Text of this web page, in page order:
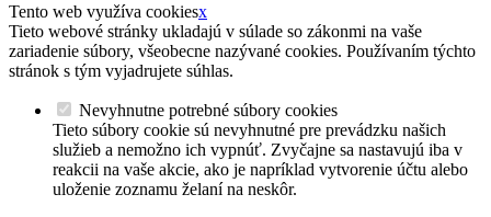
Tento web využíva cookiesx
Tieto webové stránky ukladajú v súlade so zákonmi na vaše
zariadenie súbory, všeobecne nazývané cookies. Používaním týchto
stránok s tým vyjadrujete súhlas.
Nevyhnutne potrebné súbory cookies
Tieto súbory cookie sú nevyhnutné pre prevádzku našich
služieb a nemožno ich vypnúť. Zvyčajne sa nastavujú iba v
reakcii na vaše akcie, ako je napríklad vytvorenie účtu alebo
uloženie zoznamu želaní na neskôr.